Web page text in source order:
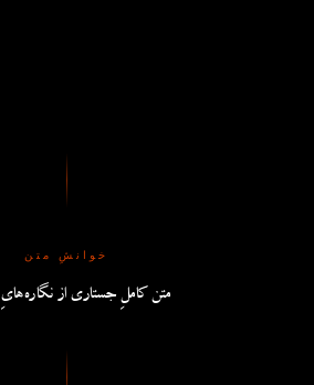
خوانشِ متن
متن کاملِ جستاری از نگاره‌هایِ